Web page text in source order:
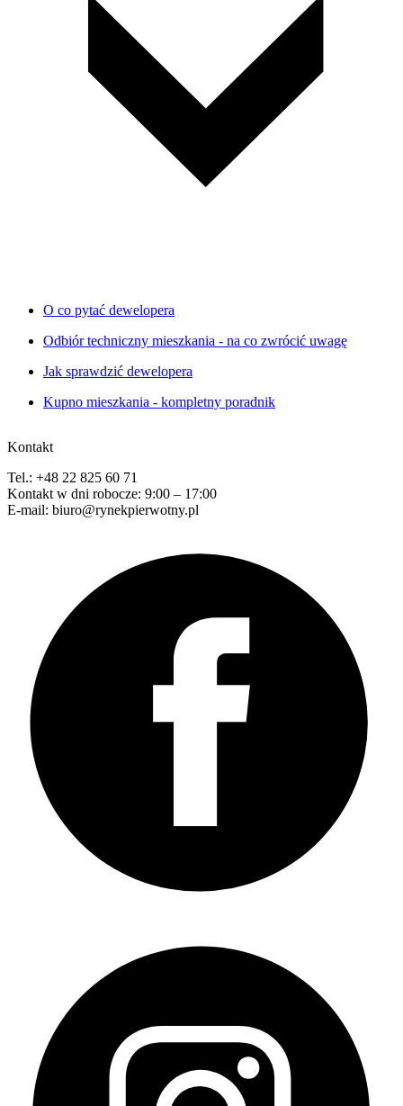
O co pytać dewelopera
Odbiór techniczny mieszkania - na co zwrócić uwagę
Jak sprawdzić dewelopera
Kupno mieszkania - kompletny poradnik
Kontakt
Tel.: +48 22 825 60 71
Kontakt w dni robocze: 9:00 – 17:00
E-mail: biuro@rynekpierwotny.pl